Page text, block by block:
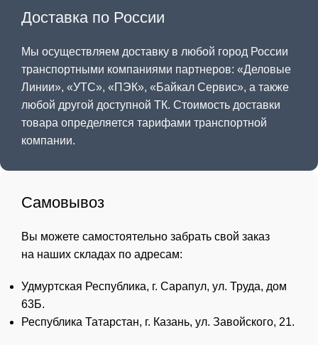
Доставка по России
Мы осуществляем доставку в любой город России
транспортными компаниями партнеров: «Деловые
Линии», «УТС», «ПЭК», «Байкал Сервис», а также
любой другой доступной ТК. Стоимость доставки
товара определяется тарифами транспортной
компании.
Самовывоз
Вы можете самостоятельно забрать свой заказ
на наших складах по адресам:
Удмуртская Республика, г. Сарапул, ул. Труда, дом
63Б.
Республика Татарстан, г. Казань, ул. Завойского, 21.